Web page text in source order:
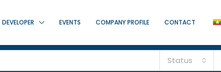
DEVELOPER EVENTS COMPANY PROFILE CONTACT
Status